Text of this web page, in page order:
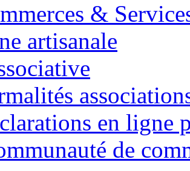
&
artisanale
en ligne
de